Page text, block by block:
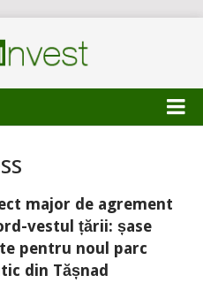
major de agrement
vestul țării: șase
pentru noul parc
din Tășnad